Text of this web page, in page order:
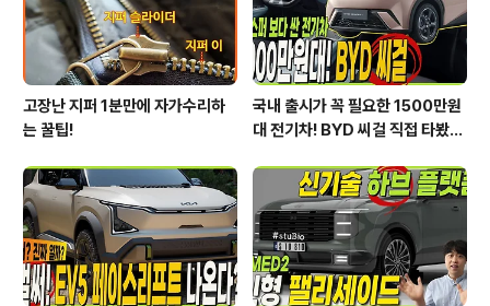
아봤어요! http://last..
고장난 지퍼 1분만에 자가수리하
는 꿀팁!
국내 출시가 꼭 필요한 1500만원
대 전기차! BYD 씨걸 직접 타봤습